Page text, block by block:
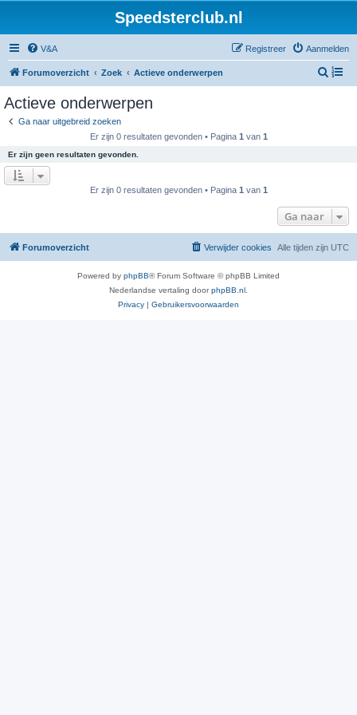
Speedsterclub.nl
V&A Aanmelden
Registreer
Forumoverzicht Zoek Actieve onderwerpen
Z
Actieve onderwerpen
Ga naar uitgebreid zoeken
Er zijn 0 resultaten gevonden • Pagina 1 van 1
Er zijn geen resultaten gevonden.
Er zijn 0 resultaten gevonden • Pagina 1 van 1
Ga naar
Forumoverzicht Alle tijden zijn UTC
Verwijder cookies
Powered by phpBB® Forum Software © phpBB Limited
Nederlandse vertaling doorphpBB.nl
Privacy | Gebruikersvoorwaarden